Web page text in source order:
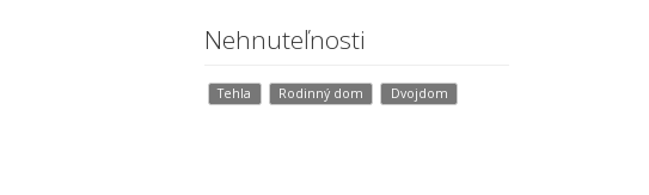
Nehnuteľnosti
Tehla Rodinný dom Dvojdom